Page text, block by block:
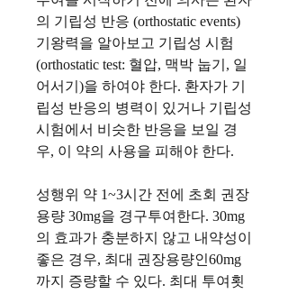
의 기립성 반응 (orthostatic events)
기왕력을 알아보고 기립성 시험
(orthostatic test: 혈압, 맥박 눕기 , 일
어서기 )을 하여야 한다. 환자가 기
립성 반응의 병력이 있거나 기립성
시험에서 비슷한 반응을 보일 경
우, 이 약의 사용을 피해야 한다.
성행위 약 1~3시간 전에 초회 권장
용량 30mg을 경구투여한다. 30mg
의 효과가 충분하지 않고 내약성이
좋은 경우, 최대 권장용량인60mg
까지
증량할 수 있다. 최대 투여횟